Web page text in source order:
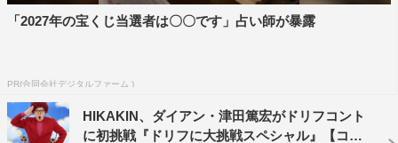
「2027年の宝くじ当選者は〇〇です」占い師が暴露
PR(合同会社デジタルファーム )
HIKAKIN、ダイアン・津田篤宏がドリフコント
に初挑戦『ドリフに大挑戦スペシャル』【コメ